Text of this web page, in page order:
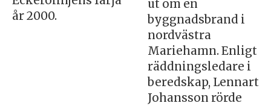
år 2000.
ut om en
byggnadsbrand i
nordvästra
Mariehamn. Enligt
räddningsledare i
beredskap, Lennart
Johansson rörde